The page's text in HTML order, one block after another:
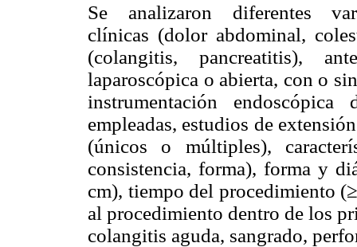
Se analizaron diferentes
clínicas (dolor abdominal,
(colangitis, pancreatitis),
laparoscópica o abierta, con o
instrumentación
empleadas, estudios de
(únicos o múltiples),
consistencia, forma), forma y
cm), tiempo del procedimiento
al procedimiento dentro de los
colangitis aguda, sangrado,